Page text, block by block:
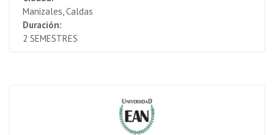
Manizales, Caldas
Duración:
2 SEMESTRES